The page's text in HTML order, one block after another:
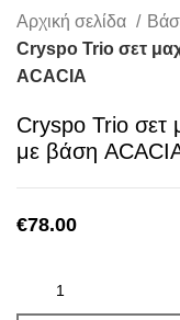
Αρχική σελίδα
Cryspo Trio σετ
ACACIA
Cryspo Trio σετ
με βάση
€78.00